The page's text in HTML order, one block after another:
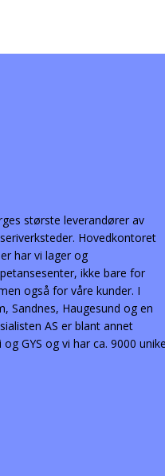
største leverandører av
Hovedkontoret
har vi lager og
ikke bare for
også for våre kunder. I
Sandnes, Haugesund og en
AS er blant annet
GYS og vi har ca. 9000 unike